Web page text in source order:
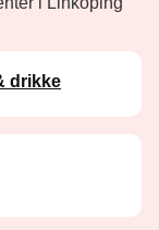
drikke